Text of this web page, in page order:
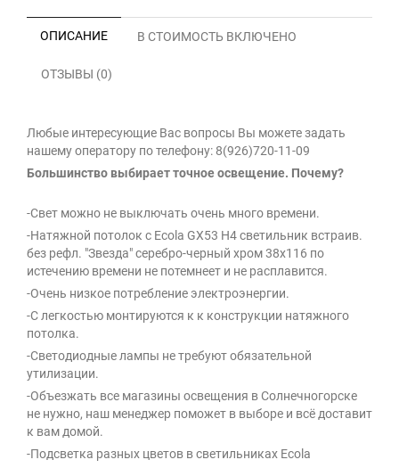
ОПИСАНИЕ В СТОИМОСТЬ ВКЛЮЧЕНО
ОТЗЫВЫ (0)
Любые интересующие Вас вопросы Вы можете задать
нашему оператору по телефону: 8(926)720-11-09
Большинство выбирает точное освещение. Почему?
-Свет можно не выключать очень много времени.
-Натяжной потолок с Ecola GX53 H4 светильник встраив.
без рефл. "Звезда" серебро-черный хром 38x116 по
истечению времени не потемнеет и не расплавится.
-Очень низкое потребление электроэнергии.
-С легкостью монтируются к к конструкции натяжного
потолка.
-Светодиодные лампы не требуют обязательной
утилизации.
-Объезжать все магазины освещения в Солнечногорске
не нужно, наш менеджер поможет в выборе и всё доставит
к вам домой.
-Подсветка разных цветов в светильниках Ecola